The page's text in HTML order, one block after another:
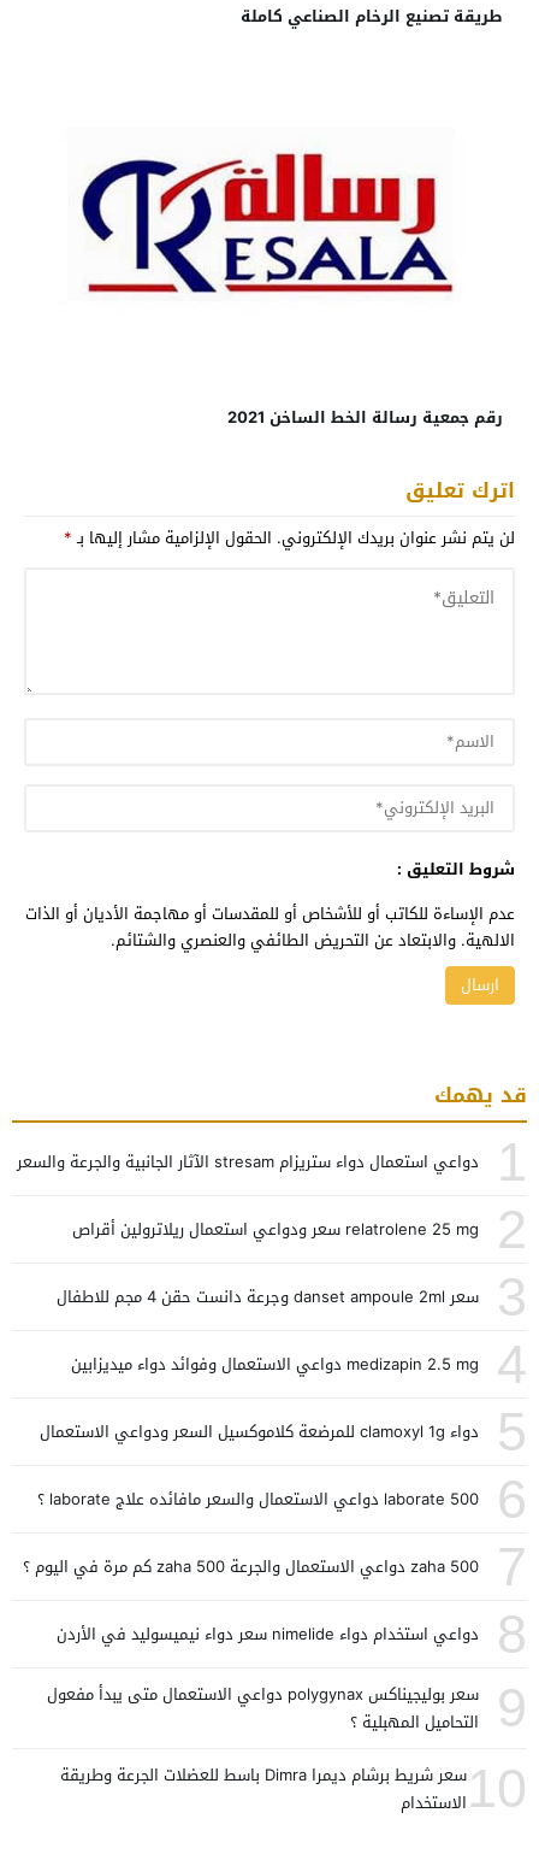
طريقة تصنيع الرخام الصناعي كاملة
رقم جمعية رسالة الخط الساخن 2021
اترك تعليق
لن يتم نشر عنوان بريدك الإلكتروني. الحقول الإلزامية مشار إليها بـ*
شروط التعليق :
عدم الإساءة للكاتب أو للأشخاص أو للمقدسات أو مهاجمة الأديان أو الذات
الالهية. والابتعاد عن التحريض الطائفي والعنصري والشتائم.
قد يهمك
1 دواعي استعمال دواء ستريزام stresam الآثار الجانبية والجرعة والسعر
2 relatrolene 25 mg سعر ودواعي استعمال ريلاترولين أقراص
3 سعر danset ampoule 2ml وجرعة دانست حقن 4 مجم للاطفال
4 medizapin 2.5 mg دواعي الاستعمال وفوائد دواء ميديزابين
5 دواء clamoxyl 1g للمرضعة كلاموكسيل السعر ودواعي الاستعمال
6 laborate 500 دواعي الاستعمال والسعر مافائده علاج laborate ؟
7 zaha 500 دواعي الاستعمال والجرعة zaha 500 كم مرة في اليوم ؟
8 دواعي استخدام دواء nimelide سعر دواء نيميسوليد في الأردن
9
سعر بوليجيناكس polygynax دواعي الاستعمال متى يبدأ مفعول
التحاميل المهبلية ؟
10
سعر شريط برشام ديمرا Dimra باسط للعضلات الجرعة وطريقة
الاستخدام